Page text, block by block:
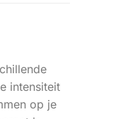
intensiteit
op je